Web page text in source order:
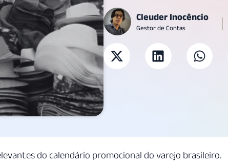
Cleuder Inocêncio
Gestor de Contas
do calendário promocional do varejo brasileiro.